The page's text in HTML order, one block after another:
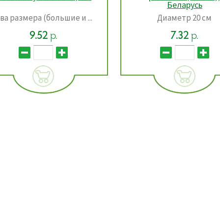
размера (большие и ...
9.52 р.
Беларусь
Диаметр 20 см
7.32 р.